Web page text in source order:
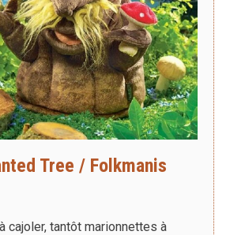
produit
Tree / Folkmanis
cajoler, tantôt marionnettes à